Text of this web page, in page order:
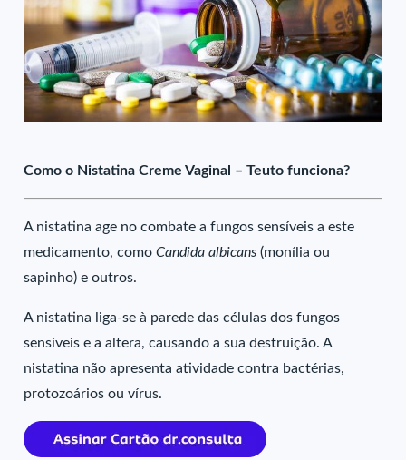
Como o Nistatina Creme Vaginal – Teuto funciona?
A nistatina age no combate a fungos sensíveis a este
medicamento, comoCandida albicans (monília ou
sapinho) e outros.
A nistatina liga-se à parede das células dos fungos
sensíveis e a altera, causando a sua destruição. A
nistatina não apresenta atividade contra bactérias,
protozoários ou vírus.